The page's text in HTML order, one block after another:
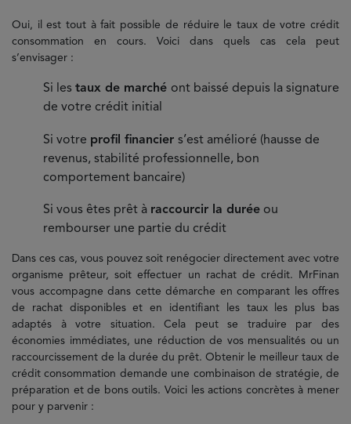
Oui, il est tout à fait possible de réduire le taux de votre crédit
consommation en cours. Voici dans quels cas cela peut
s’envisager :
Si les taux de marché ont baissé depuis la signature
de votre crédit initial
Si votre profil financier s’est amélioré (hausse de
revenus, stabilité professionnelle, bon
comportement bancaire)
Si vous êtes prêt à raccourcir la durée ou
rembourser une partie du crédit
Dans ces cas, vous pouvez soit renégocier directement avec votre
organisme prêteur, soit effectuer un rachat de crédit. MrFinan
vous accompagne dans cette démarche en comparant les offres
de rachat disponibles et en identifiant les taux les plus bas
adaptés à votre situation. Cela peut se traduire par des
économies immédiates, une réduction de vos mensualités ou un
raccourcissement de la durée du prêt. Obtenir le meilleur taux de
crédit consommation demande une combinaison de stratégie, de
préparation et de bons outils. Voici les actions concrètes à mener
pour y parvenir :